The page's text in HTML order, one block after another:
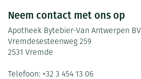
Neem contact met ons op
Apotheek Bytebier-Van Antwerpen BV
Vremdesesteenweg 259
2531 Vremde
Telefoon: +32 3 454 13 06